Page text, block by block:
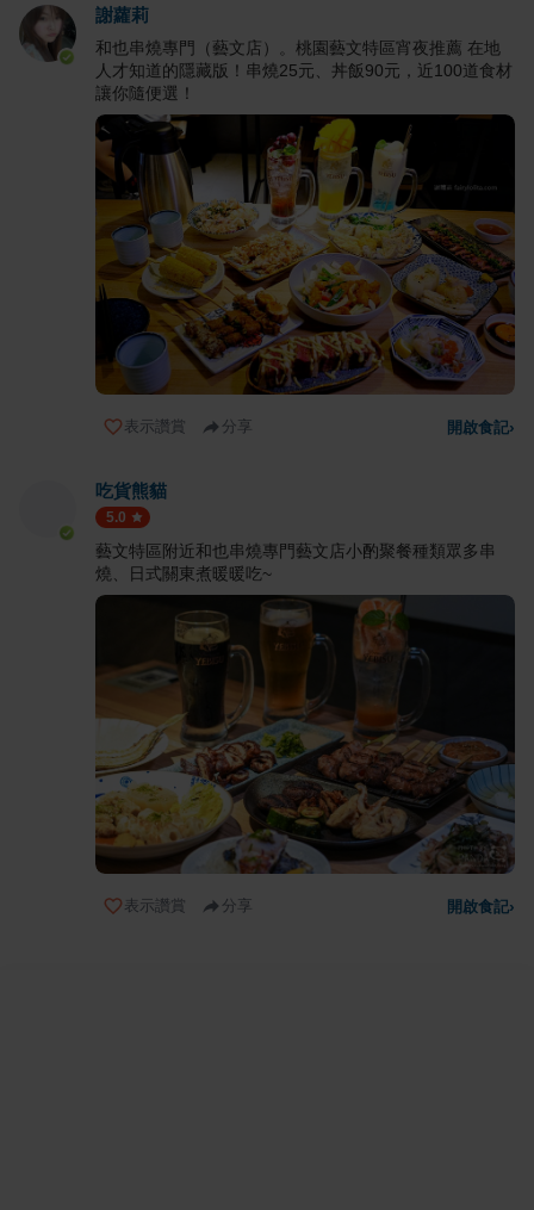
謝蘿莉
和也串燒專門（藝文店）。桃園藝文特區宵夜推薦 在地
人才知道的隱藏版！串燒25元、丼飯90元，近100道食材
讓你隨便選！
表示讚賞 分享 開啟食記›
吃貨熊貓
5.0
藝文特區附近和也串燒專門藝文店小酌聚餐種類眾多串
燒、日式關東煮暖暖吃~
表示讚賞 分享 開啟食記›